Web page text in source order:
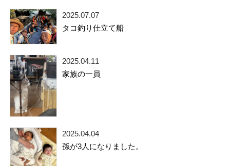
2025.07.07
タコ釣り仕立て船
2025.04.11
家族の一員
2025.04.04
孫が3人になりました。